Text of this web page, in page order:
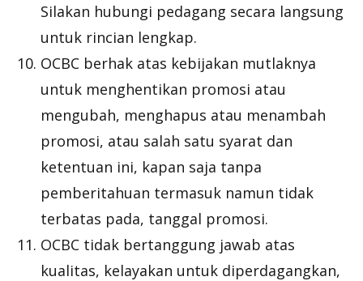
Silakan hubungi pedagang secara langsung
untuk rincian lengkap.
OCBC berhak atas kebijakan mutlaknya
untuk menghentikan promosi atau
mengubah, menghapus atau menambah
promosi, atau salah satu syarat dan
ketentuan ini, kapan saja tanpa
pemberitahuan termasuk namun tidak
terbatas pada, tanggal promosi.
OCBC tidak bertanggung jawab atas
kualitas, kelayakan untuk diperdagangkan,